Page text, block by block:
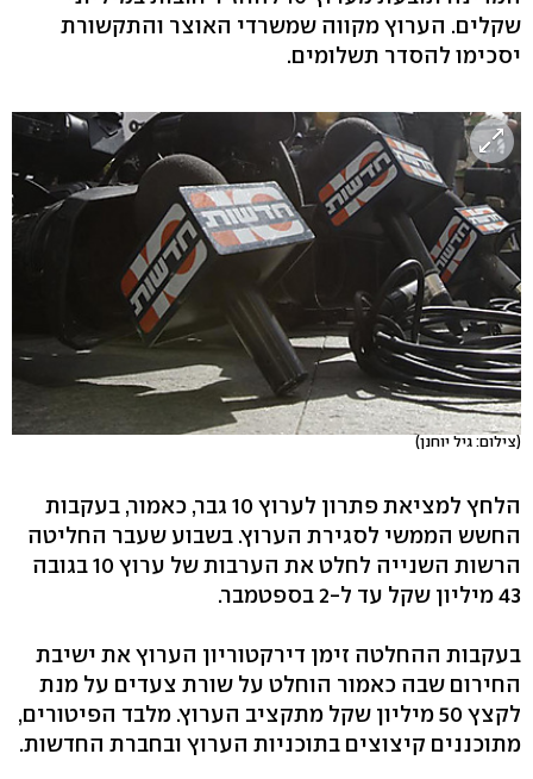
שקלים. הערוץ מקווה שמשרדי האוצר והתקשורת
יסכימו להסדר תשלומים.
(צילום: גיל יוחנן)
הלחץ למציאת פתרון לערוץ 10 גבר, כאמור, בעקבות
החשש הממשי לסגירת הערוץ. בשבוע שעבר החליטה
הרשות השנייה לחלט את הערבות של ערוץ 10 בגובה
43 מיליון שקל עד ל-2 בספטמבר.
בעקבות ההחלטה זימן דירקטוריון הערוץ את ישיבת
החירום שבה כאמור הוחלט על שורת צעדים על מנת
לקצץ 50 מיליון שקל מתקציב הערוץ. מלבד הפיטורים,
מתוכננים קיצוצים בתוכניות הערוץ ובחברת החדשות.